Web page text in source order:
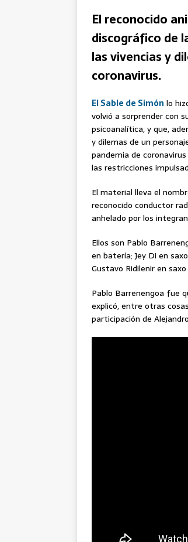
El reconocido
discográfico de
las vivencias y
coronavirus.
El Sable de Simón lo
volvió a sorprender con
psicoanalítica, y que,
y dilemas de un
pandemia de
las restricciones
El material lleva el
reconocido conductor
anhelado por los
Ellos son Pablo
en batería; Jey Di en
Gustavo Ridilenir en
Pablo Barrenengoa fue
explicó, entre otras
participación de